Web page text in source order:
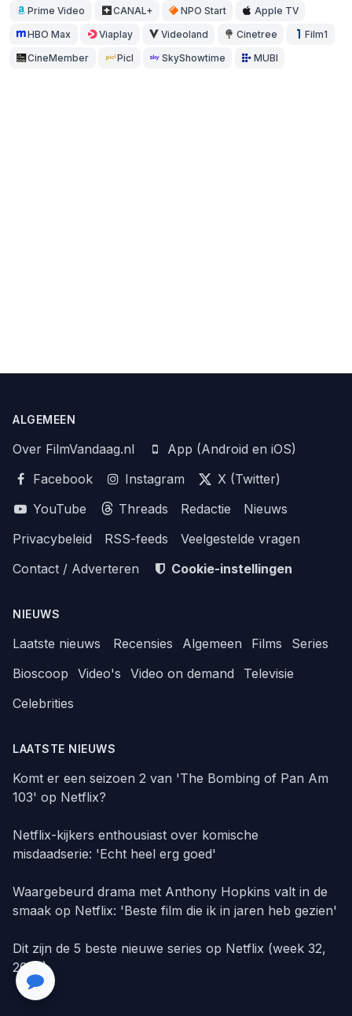
Prime Video CANAL+ NPO Start Apple TV
HBO Max Viaplay Videoland Cinetree Film1
CineMember Picl SkyShowtime MUBI
ALGEMEEN
Over FilmVandaag.nl
App (Android en iOS)
Facebook
Instagram
X (Twitter)
YouTube
Threads Redactie
Nieuws
Privacybeleid
RSS-feeds
Veelgestelde vragen
Contact / Adverteren
Cookie-instellingen
NIEUWS
Laatste nieuws Recensies Algemeen Films
Series
Bioscoop
Video's Video on demand
Televisie
Celebrities
LAATSTE NIEUWS
Komt er een seizoen 2 van 'The Bombing of Pan Am
103' op Netflix?
Netflix-kijkers enthousiast over komische
misdaadserie: 'Echt heel erg goed'
Waargebeurd drama met Anthony Hopkins valt in de
smaak op Netflix: 'Beste film die ik in jaren heb gezien'
Dit zijn de 5 beste nieuwe series op Netflix (week 32,
2026)